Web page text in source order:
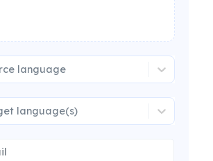
language
language(s)